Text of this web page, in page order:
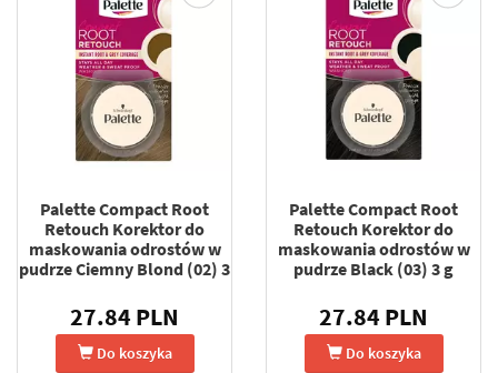
Palette Compact Root
Retouch Korektor do
maskowania odrostów w
pudrze Ciemny Blond (02) 3
27.84 PLN
Do koszyka
Palette Compact Root
Retouch Korektor do
maskowania odrostów w
pudrze Black (03) 3 g
27.84 PLN
Do koszyka